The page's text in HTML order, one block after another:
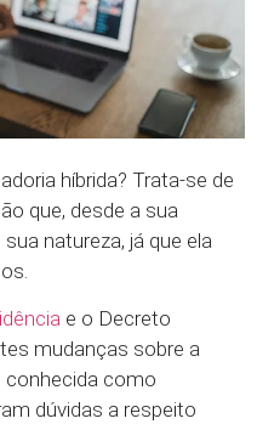
híbrida? Trata-se de
que, desde a sua
natureza, já que ela
e o Decreto
mudanças sobre a
conhecida como
dúvidas a respeito